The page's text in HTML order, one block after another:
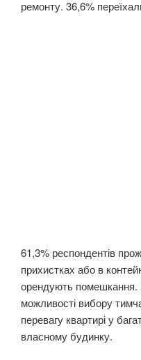
ремонту. 36,6%
61,3% респондентів
прихистках або в
орендують помешкання.
можливості вибору
перевагу квартирі у
власному будинку.